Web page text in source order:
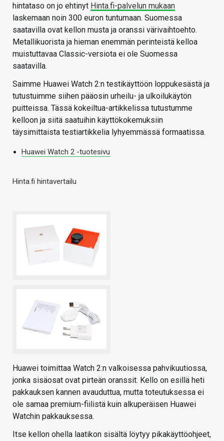
hintataso on jo ehtinyt Hinta.fi-palvelun mukaan
laskemaan noin 300 euron tuntumaan. Suomessa
saatavilla ovat kellon musta ja oranssi värivaihtoehto.
Metallikuorista ja hieman enemmän perinteistä kelloa
muistuttavaa Classic-versiota ei ole Suomessa
saatavilla.
Saimme Huawei Watch 2:n testikäyttöön loppukesästä ja
tutustuimme siihen pääosin urheilu- ja ulkoilukäytön
puitteissa. Tässä kokeiltua-artikkelissa tutustumme
kelloon ja siitä saatuihin käyttökokemuksiin
täysimittaista testiartikkelia lyhyemmässä formaatissa.
Huawei Watch 2 -tuotesivu
Hinta.fi hintavertailu
Huawei toimittaa Watch 2:n valkoisessa pahvikuutiossa,
jonka sisäosat ovat pirteän oranssit. Kello on esillä heti
pakkauksen kannen avauduttua, mutta toteutuksessa ei
ole samaa premium-fiilistä kuin alkuperäisen Huawei
Watchin pakkauksessa.
Itse kellon ohella laatikon sisältä löytyy pikakäyttöohjeet,